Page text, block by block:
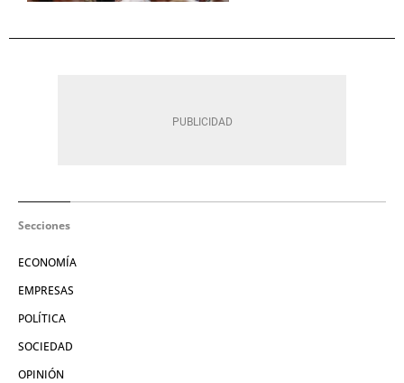
Secciones
ECONOMÍA
EMPRESAS
POLÍTICA
SOCIEDAD
OPINIÓN